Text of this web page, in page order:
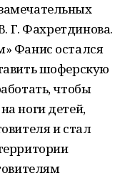
Г. Фахретдинова.
Фанис остался
шоферскую
чтобы
ноги детей,
и стал